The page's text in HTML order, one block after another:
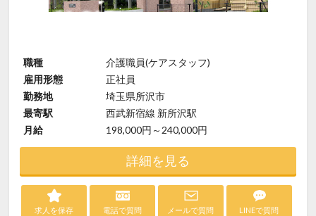
職種
介護職員(ケアスタッフ)
雇用形態
正社員
勤務地
埼玉県所沢市
最寄駅
西武新宿線 新所沢駅
月給
198,000円～240,000円
詳細を見る
求人を保存 電話で質問 メールで質問 LINEで質問